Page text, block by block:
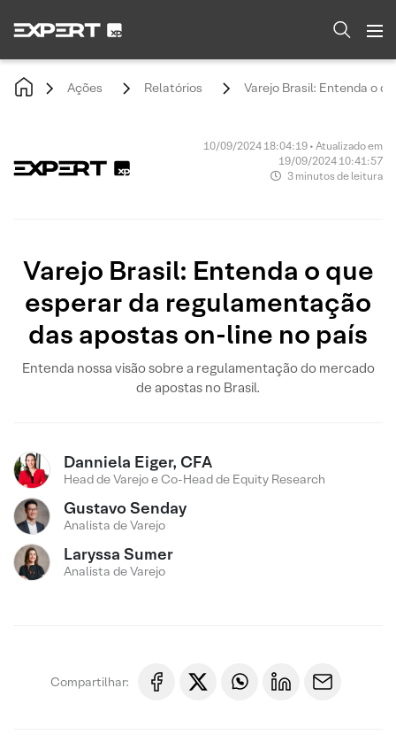
Ações Relatórios Varejo Brasil: Entenda o
10/09/2024 18:04:19 • Atualizado em
19/09/2024 10:41:57
3 minutos de leitura
Varejo Brasil: Entenda o que
esperar da regulamentação
das apostas on-line no país
Entenda nossa visão sobre a regulamentação do mercado
de apostas no Brasil.
Danniela Eiger, CFA
Head de Varejo e Co-Head de Equity Research
Gustavo Senday
Analista de Varejo
Laryssa Sumer
Analista de Varejo
Compartilhar: